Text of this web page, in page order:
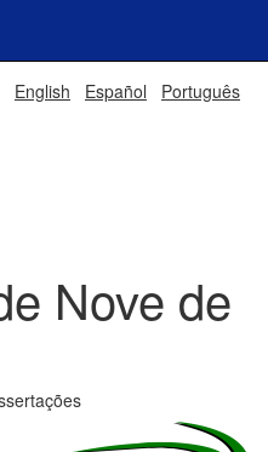
English Español Português
Nove de